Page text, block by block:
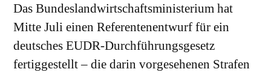
Das Bundeslandwirtschaftsministerium hat
Mitte Juli einen Referentenentwurf für ein
deutsches EUDR-Durchführungsgesetz
fertiggestellt – die darin vorgesehenen Strafen